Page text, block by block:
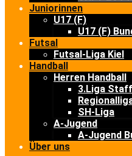
Juniorinnen
U17 (F)
U17 (F)
Futsal
Futsal-Liga Kiel
Handball
Herren Handball
3.Liga
SH-Liga
A-Jugend
A-Jugend
Über uns